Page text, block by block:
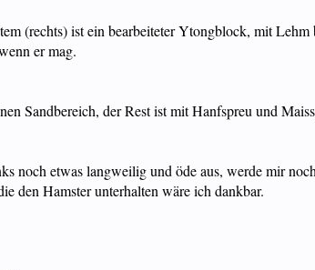
(rechts) ist ein bearbeiteter Ytongblock, mit
er mag.
Sandbereich, der Rest ist mit Hanfspreu und
noch etwas langweilig und öde aus, werde mir
den Hamster unterhalten wäre ich dankbar.